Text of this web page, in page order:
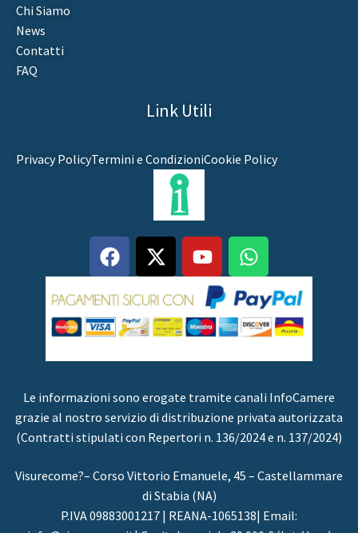
Chi Siamo
News
Contatti
FAQ
Link Utili
Privacy PolicyTermini e CondizioniCookie Policy
Le informazioni sono erogate tramite canali InfoCamere
grazie al nostro servizio di distribuzione privata autorizzata
(Contratti stipulati con Repertori n. 136/2024 e n. 137/2024)
Visurecome?– Corso Vittorio Emanuele, 45 – Castellammare
di Stabia (NA)
P.IVA 09883001217 | REANA-1065138| Email: